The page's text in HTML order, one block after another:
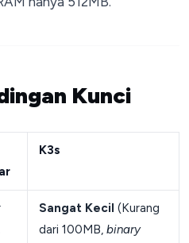
Kunci
K3s
Sangat Kecil (Kurang
dari 100MB, binary